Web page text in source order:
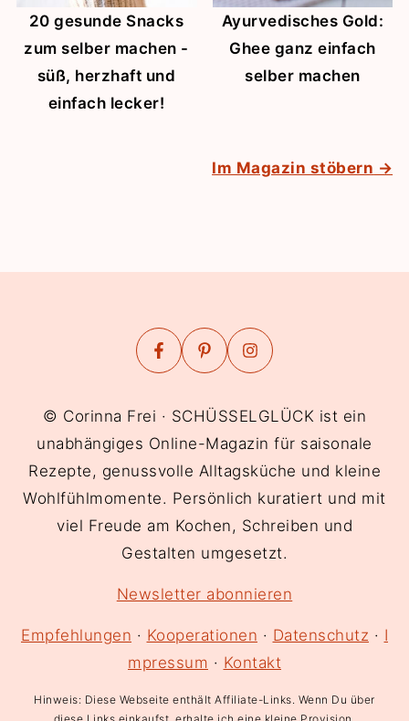
20 gesunde Snacks
zum selber machen -
süß, herzhaft und
einfach lecker!
Ayurvedisches Gold:
Ghee ganz einfach
selber machen
Im Magazin stöbern
© Corinna Frei · SCHÜSSELGLÜCK ist ein
unabhängiges Online-Magazin für saisonale
Rezepte, genussvolle Alltagsküche und kleine
Wohlfühlmomente. Persönlich kuratiert und mit
viel Freude am Kochen, Schreiben und
Gestalten umgesetzt.
Newsletter abonnieren
Empfehlungen · Kooperationen · Datenschutz · I
mpressum · Kontakt
Hinweis: Diese Webseite enthält Affiliate-Links. Wenn Du über